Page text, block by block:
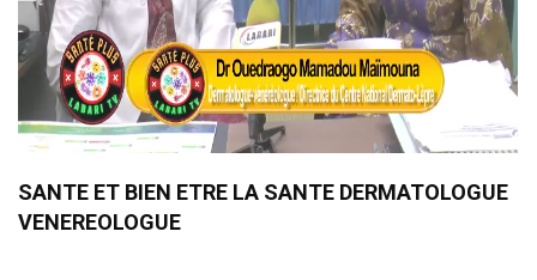
SANTE ET BIEN ETRE LA SANTE DERMATOLOGUE
VENEREOLOGUE